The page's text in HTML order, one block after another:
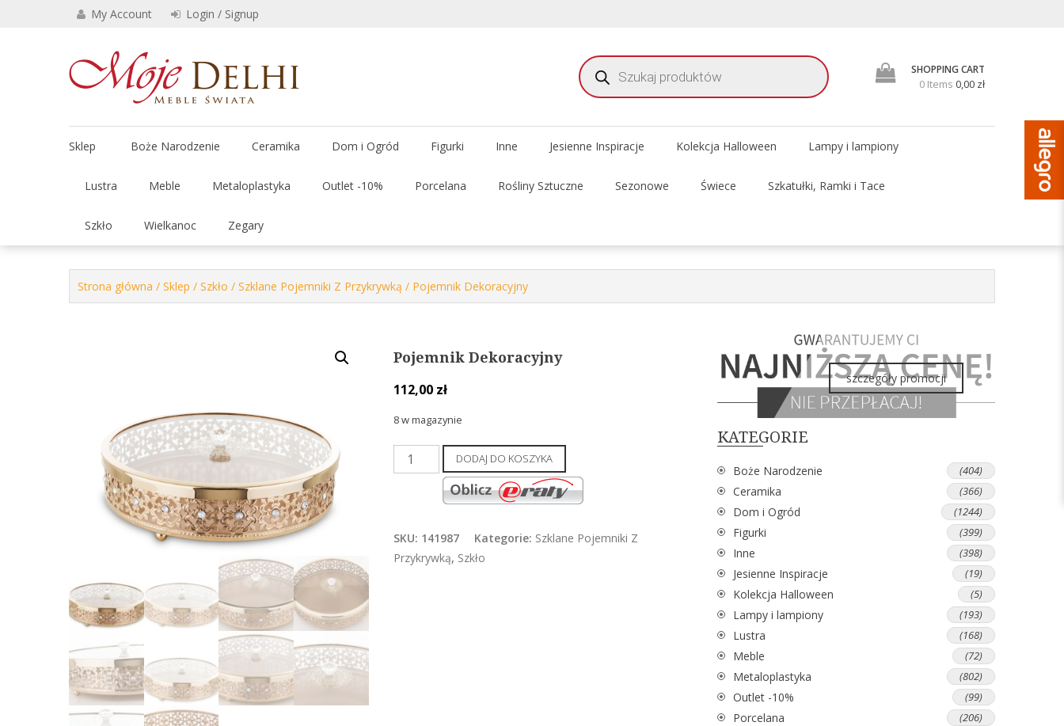
My Account Login / Signup
Wyszukiwarka
produktów SHOPPING CART
0 Items 0,00 zł
Sklep Boże Narodzenie Ceramika Dom i Ogród Figurki Inne Jesienne Inspiracje Kolekcja Halloween Lampy i lampiony
Lustra Meble Metaloplastyka Outlet -10% Porcelana Rośliny Sztuczne Sezonowe Świece Szkatułki, Ramki i Tace
Szkło Wielkanoc Zegary
Strona główna / Sklep / Szkło / Szklane Pojemniki Z Przykrywką / Pojemnik Dekoracyjny
Pojemnik Dekoracyjny
112,00 zł
8 w magazynie
ilość
Pojemnik
Dekoracyjny
DODAJ DO KOSZYKA
SKU: 141987 Kategorie: Szklane Pojemniki Z
Przykrywką, Szkło
szczegóły promocji
KATEGORIE
Boże Narodzenie (404)
Ceramika (366)
Dom i Ogród (1244)
Figurki (399)
Inne (398)
Jesienne Inspiracje (19)
Kolekcja Halloween (5)
Lampy i lampiony (193)
Lustra (168)
Meble (72)
Metaloplastyka (802)
Outlet -10% (99)
Porcelana (206)